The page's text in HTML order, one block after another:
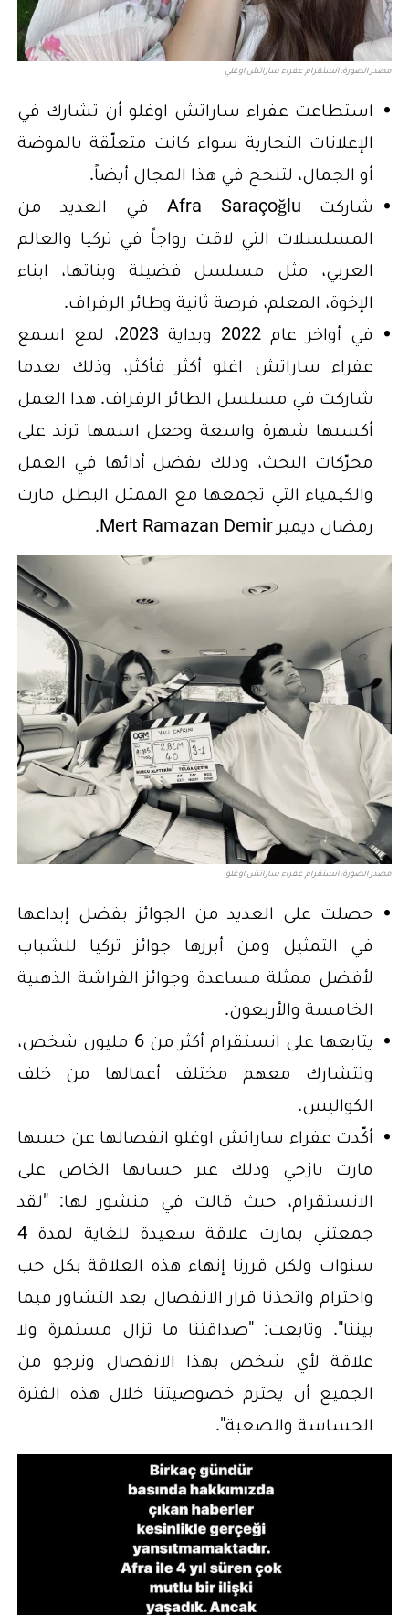
مصدر الصورة: انستقرام عفراء ساراتش اوغلي
استطاعت عفراء ساراتش اوغلو أن تشارك في
الإعلانات التجارية سواء كانت متعلّقة بالموضة
أو الجمال، لتنجح في هذا المجال أيضاً.
شاركت Afra Saraçoğlu في العديد من
المسلسلات التي لاقت رواجاً في تركيا والعالم
العربي، مثل مسلسل فضيلة وبناتها، ابناء
الإخوة، المعلم، فرصة ثانية وطائر الرفراف.
في أواخر عام 2022 وبداية 2023، لمع اسمع
عفراء ساراتش اغلو أكثر فأكثر، وذلك بعدما
شاركت في مسلسل الطائر الرفراف. هذا العمل
أكسبها شهرة واسعة وجعل اسمها ترند على
محرّكات البحث، وذلك بفضل أدائها في العمل
والكيمياء التي تجمعها مع الممثل البطل مارت
رمضان ديمير Mert Ramazan Demir.
مصدر الصورة: انستقرام عفراء ساراتش اوغلو
حصلت على العديد من الجوائز بفضل إبداعها
في التمثيل ومن أبرزها جوائز تركيا للشباب
لأفضل ممثلة مساعدة وجوائز الفراشة الذهبية
الخامسة والأربعون.
يتابعها على انستقرام أكثر من 6 مليون شخص،
وتتشارك معهم مختلف أعمالها من خلف
الكواليس.
أكّدت عفراء ساراتش اوغلو انفصالها عن حبيبها
مارت يازجي وذلك عبر حسابها الخاص على
الانستقرام، حيث قالت في منشور لها: "لقد
جمعتني بمارت علاقة سعيدة للغاية لمدة 4
سنوات ولكن قررنا إنهاء هذه العلاقة بكل حب
واحترام واتخذنا قرار الانفصال بعد التشاور فيما
بيننا". وتابعت: "صداقتنا ما تزال مستمرة ولا
علاقة لأي شخص بهذا الانفصال ونرجو من
الجميع أن يحترم خصوصيتنا خلال هذه الفترة
الحساسة والصعبة".